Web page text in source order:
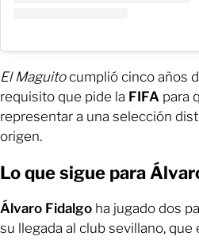
El Maguitocumplió cinco años
requisito que pide la FIFA para
representar a una selección
origen.
Lo que sigue para
Álvaro Fidalgo ha jugado dos
su llegada al club sevillano,